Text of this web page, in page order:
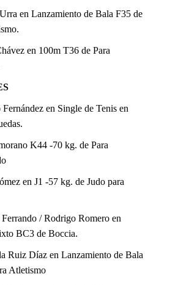
en Lanzamiento de Bala F35 de
en 100m T36 de Para
en Single de Tenis en
K44 -70 kg. de Para
en J1 -57 kg. de Judo para
/ Rodrigo Romero en
BC3 de Boccia.
Ruiz Díaz en Lanzamiento de Bala
Atletismo